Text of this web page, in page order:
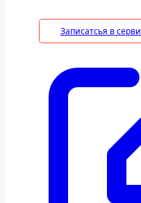
Записатсья в